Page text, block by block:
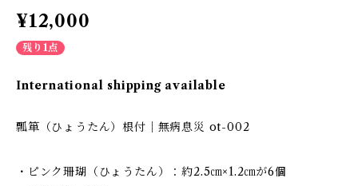
¥12,000
残り1点
International shipping available
瓢箪（ひょうたん）根付｜無病息災 ot-002
・ピンク珊瑚（ひょうたん）：約2.5㎝×1.2㎝が6個